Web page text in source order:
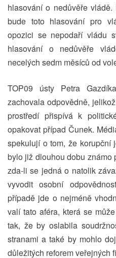
hlasování o nedůvěře
bude toto hlasování pro
opozici se nepodaří vládu
hlasování o nedůvěře
necelých sedm měsíců od
TOP09 ústy Petra
zachovala odpovědně,
prostředí přispívá k
opakovat případ Čunek.
spekulují o tom, že korupční
bylo již dlouhou dobu známo
zda-li se jedná o natolik
vyvodit osobní
případě jde o nejméně
valí tato aféra, která se
tak, že by oslabila
stranami a také by mohlo
důležitých reforem veřejných